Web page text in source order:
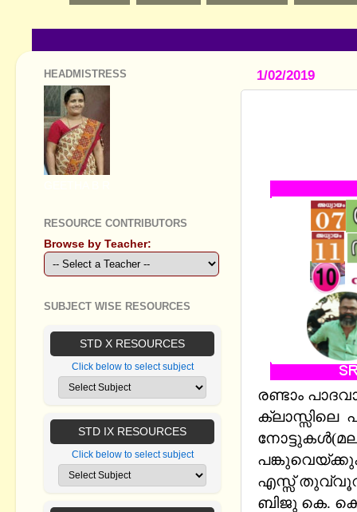
1/02/2019
രണ്ടാം
ക്ലാസ്സിലെ
എസ്സ്
ബിജു കെ.
HEADMISTRESS
RESOURCE CONTRIBUTORS
Browse by Teacher:
SUBJECT WISE RESOURCES
STD X RESOURCES
Click below to select subject
STD IX RESOURCES
Click below to select subject